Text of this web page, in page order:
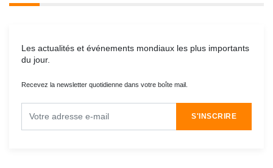
Les actualités et événements mondiaux les plus importants
du jour.
Recevez la newsletter quotidienne dans votre boîte mail.
S'INSCRIRE